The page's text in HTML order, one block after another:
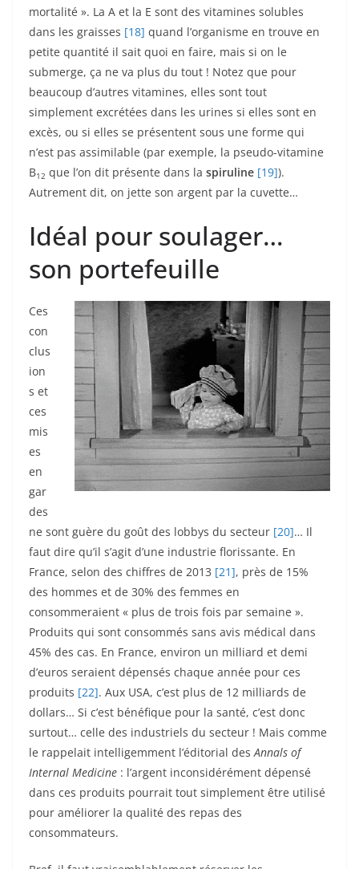
mortalité ». La A et la E sont des vitamines solubles
dans les graisses [18] quand l’organisme en trouve en
petite quantité il sait quoi en faire, mais si on le
submerge, ça ne va plus du tout ! Notez que pour
beaucoup d’autres vitamines, elles sont tout
simplement excrétées dans les urines si elles sont en
excès, ou si elles se présentent sous une forme qui
n’est pas assimilable (par exemple, la pseudo-vitamine
B12 que l’on dit présente dans la spiruline [19]).
Autrement dit, on jette son argent par la cuvette…
Idéal pour soulager…
son portefeuille
Ces
con
clus
ion
s et
ces
mis
es
en
gar
des
ne sont guère du goût des lobbys du secteur [20]… Il
faut dire qu’il s’agit d’une industrie florissante. En
France, selon des chiffres de 2013 [21], près de 15%
des hommes et de 30% des femmes en
consommeraient « plus de trois fois par semaine ».
Produits qui sont consommés sans avis médical dans
45% des cas. En France, environ un milliard et demi
d’euros seraient dépensés chaque année pour ces
produits [22]. Aux USA, c’est plus de 12 milliards de
dollars… Si c’est bénéfique pour la santé, c’est donc
surtout… celle des industriels du secteur ! Mais comme
le rappelait intelligemment l’éditorial desAnnals of
Internal Medicine : l’argent inconsidérément dépensé
dans ces produits pourrait tout simplement être utilisé
pour améliorer la qualité des repas des
consommateurs.